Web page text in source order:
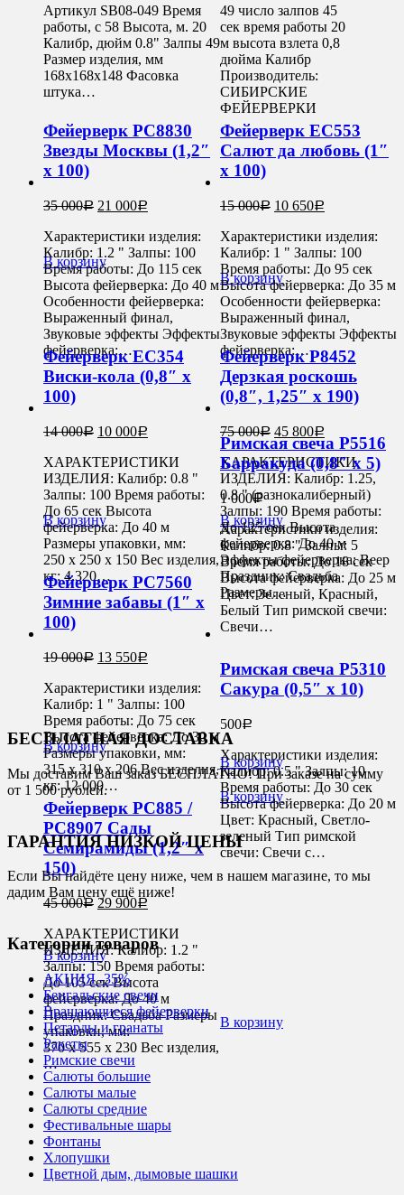
Артикул SB08-049 Время
работы, с 58 Высота, м. 20
Калибр, дюйм 0.8" Залпы 49
Размер изделия, мм
168х168х148 Фасовка
штука…
В корзину
49 число залпов 45
сек время работы 20
м высота взлета 0,8
дюйма Калибр
Производитель:
СИБИРСКИЕ
ФЕЙЕРВЕРКИ
В корзину
Фейерверк РС8830
Звезды Москвы (1,2″
х 100)
35 000Р 21 000Р
Характеристики изделия:
Калибр: 1.2 " Залпы: 100
Время работы: До 115 сек
Высота фейерверка: До 40 м
Особенности фейерверка:
Выраженный финал,
Звуковые эффекты Эффекты
фейерверка:…
В корзину
Фейерверк ЕС553
Салют да любовь (1″
х 100)
15 000Р 10 650Р
Характеристики изделия:
Калибр: 1 " Залпы: 100
Время работы: До 95 сек
Высота фейерверка: До 35 м
Особенности фейерверка:
Выраженный финал,
Звуковые эффекты Эффекты
фейерверка:…
В корзину
Фейерверк ЕС354
Виски-кола (0,8″ х
100)
14 000Р 10 000Р
ХАРАКТЕРИСТИКИ
ИЗДЕЛИЯ: Калибр: 0.8 "
Залпы: 100 Время работы:
До 65 сек Высота
фейерверка: До 40 м
Размеры упаковки, мм:
250 х 250 х 150 Вес изделия,
кг: 4.320…
В корзину
Фейерверк Р8452
Дерзкая роскошь
(0,8″, 1,25″ х 190)
75 000Р 45 800Р
ХАРАКТЕРИСТИКИ
ИЗДЕЛИЯ: Калибр: 1.25,
0.8 " (разнокалиберный)
Залпы: 190 Время работы:
До 125 сек Высота
фейерверка: До 40 м
Эффекты фейерверка: Веер
Праздник: Свадьба
Размеры…
В корзину
Фейерверк РС7560
Зимние забавы (1″ х
100)
19 000Р 13 550Р
Характеристики изделия:
Калибр: 1 " Залпы: 100
Время работы: До 75 сек
Высота фейерверка: До 30 м
Размеры упаковки, мм:
315 х 310 х 206 Вес изделия,
кг: 12.000…
В корзину
Римская свеча Р5516
Барракуда (0,8″ х 5)
1 000Р
Характеристики изделия:
Калибр: 0.8 " Залпы: 5
Время работы: До 18 сек
Высота фейерверка: До 25 м
Цвет: Зеленый, Красный,
Белый Тип римской свечи:
Свечи…
В корзину
Фейерверк РС885 /
РС8907 Сады
Семирамиды (1,2″ х
150)
45 000Р 29 900Р
ХАРАКТЕРИСТИКИ
ИЗДЕЛИЯ: Калибр: 1.2 "
Залпы: 150 Время работы:
До 105 сек Высота
фейерверка: До 40 м
Праздник: Свадьба Размеры
упаковки, мм:
370 х 555 х 230 Вес изделия,
…
Римская свеча Р5310
Сакура (0,5″ х 10)
500Р
Характеристики изделия:
Калибр: 0.5 " Залпы: 10
Время работы: До 30 сек
Высота фейерверка: До 20 м
Цвет: Красный, Светло-
зеленый Тип римской
свечи: Свечи с…
В корзину
БЕСПЛАТНАЯ ДОСТАВКА
Мы доставим Ваш заказ БЕСПЛАТНО! При заказе на сумму
от 1 500 рублей.
ГАРАНТИЯ НИЗКОЙ ЦЕНЫ
Если Вы найдёте цену ниже, чем в нашем магазине, то мы
дадим Вам цену ещё ниже!
Категории товаров
АКЦИЯ -35%
Бенгальские свечи
Вращающиеся фейерверки
Петарды и гранаты
Ракеты
Римские свечи
Салюты большие
Салюты малые
Салюты средние
Фестивальные шары
Фонтаны
Хлопушки
Цветной дым, дымовые шашки